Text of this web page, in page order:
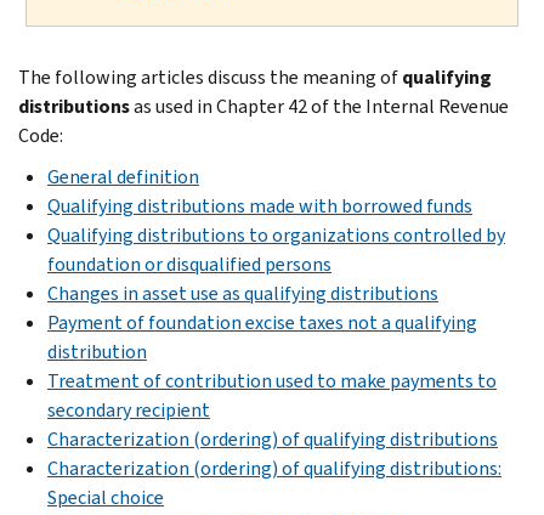
The following articles discuss the meaning ofqualifying
distributionsas used in Chapter 42 of the Internal Revenue
Code:
General definition
Qualifying distributions made with borrowed funds
Qualifying distributions to organizations controlled by
foundation or disqualified persons
Changes in asset use as qualifying distributions
Payment of foundation excise taxes not a qualifying
distribution
Treatment of contribution used to make payments to
secondary recipient
Characterization (ordering) of qualifying distributions
Characterization (ordering) of qualifying distributions:
Special choice